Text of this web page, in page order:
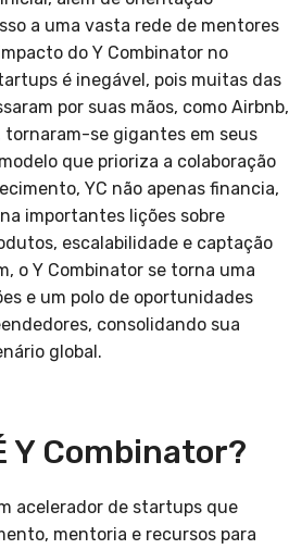
a uma vasta rede de mentores
do Y Combinator no
é inegável, pois muitas das
por suas mãos, como Airbnb,
tornaram-se gigantes em seus
que prioriza a colaboração
YC não apenas financia,
importantes lições sobre
escalabilidade e captação
o Y Combinator se torna uma
e um polo de oportunidades
consolidando sua
global.
Y Combinator?
acelerador de startups que
mentoria e recursos para